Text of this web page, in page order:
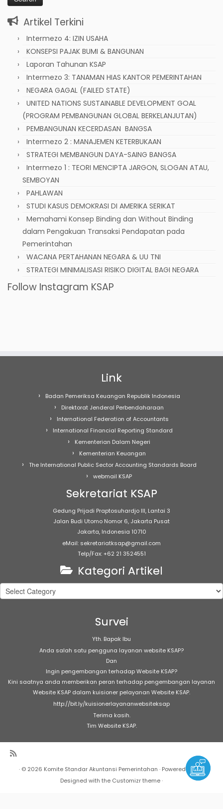
Artikel Terkini
Intermezo 4: IZIN USAHA
KONSEPSI PAJAK BUMI & BANGUNAN
Laporan Tahunan KSAP
Intermezo 3: TANAMAN HIAS KANTOR PEMERINTAHAN
NEGARA GAGAL (FAILED STATE)
UNITED NATIONS SUSTAINABLE DEVELOPMENT GOAL
(PROGRAM PEMBANGUNAN GLOBAL BERKELANJUTAN)
PEMBANGUNAN KECERDASAN BANGSA
Intermezo 2 : MANAJEMEN KETERBUKAAN
STRATEGI MEMBANGUN DAYA-SAING BANGSA
Intermezo 1 : TEORI MENCIPTA JARGON, SLOGAN ATAU,
SEMBOYAN
PAHLAWAN
STUDI KASUS DEMOKRASI DI AMERIKA SERIKAT
Memahami Konsep Binding dan Without Binding
dalam Pengakuan Transaksi Pendapatan pada
Pemerintahan
WACANA PERTAHANAN NEGARA & UU TNI
STRATEGI MINIMALISASI RISIKO DIGITAL BAGI NEGARA
Follow Instagram KSAP
Link
Badan Pemeriksa Keuangan Republik Indonesia
Direktorat Jenderal Perbendaharaan
International Federation of Accountants
International Financial Reporting Standard
Kementerian Dalam Negeri
Kementerian Keuangan
The International Public Sector Accounting Standards Board
webmail KSAP
Sekretariat KSAP
Gedung Prijadi Praptosuhardjo III, Lantai 3
Jalan Budi Utomo Nomor 6, Jakarta Pusat
Jakarta, Indonesia 10710
eMail: sekretariatksap@gmail.com
Telp/Fax: +62 21 3524551
Kategori Artikel
Kategori
Artikel
Survei
Yth. Bapak Ibu
Anda salah satu pengguna layanan website KSAP?
Dan
Ingin pengembangan terhadap Website KSAP?
Kini saatnya anda memberikan peran terhadap pengembangan layanan
Website KSAP dalam kuisioner pelayanan Website KSAP.
http://bit.ly/kuisionerlayananwebsiteksap
Terima kasih.
Tim Website KSAP.
· © 2026 Komite Standar Akuntansi Pemerintahan · Powered by
·
Designed with the Customizr theme·